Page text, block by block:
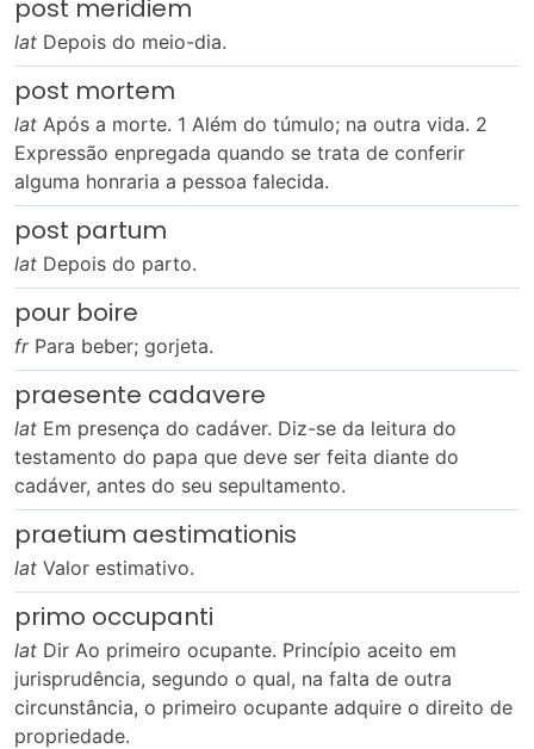
post meridiem
lat Depois do meio-dia.
post mortem
lat Após a morte. 1 Além do túmulo; na outra vida. 2
Expressão enpregada quando se trata de conferir
alguma honraria a pessoa falecida.
post partum
lat Depois do parto.
pour boire
frPara beber; gorjeta.
praesente cadavere
lat Em presença do cadáver. Diz-se da leitura do
testamento do papa que deve ser feita diante do
cadáver, antes do seu sepultamento.
praetium aestimationis
lat Valor estimativo.
primo occupanti
lat Dir Ao primeiro ocupante. Princípio aceito em
jurisprudência, segundo o qual, na falta de outra
circunstância, o primeiro ocupante adquire o direito de
propriedade.